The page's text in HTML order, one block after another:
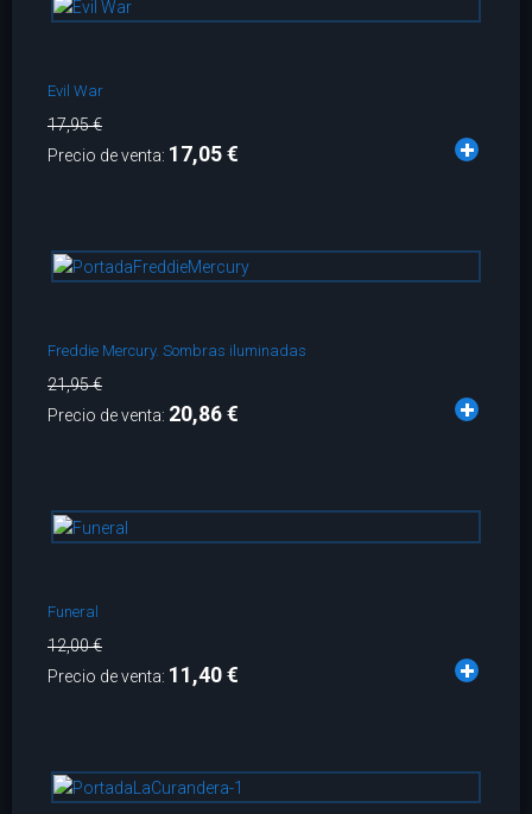
Evil War
17,95 €
Precio de venta: 17,05 €
Freddie Mercury. Sombras iluminadas
21,95 €
Precio de venta: 20,86 €
Funeral
12,00 €
Precio de venta: 11,40 €